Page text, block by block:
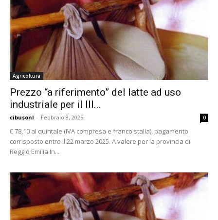
Agricoltura
Prezzo “a riferimento” del latte ad uso
industriale per il III...
cibusonl - Febbraio 8, 2025 0
€ 78,10 al quintale (IVA compresa e franco stalla), pagamento
corrisposto entro il 22 marzo 2025. A valere per la provincia di
Reggio Emilia In...